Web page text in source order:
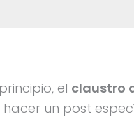
el claustro
un post